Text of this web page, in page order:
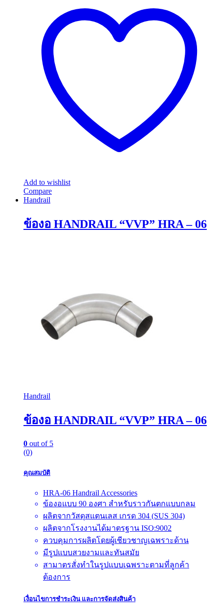
Add to wishlist
Compare
Handrail
ข้องอ HANDRAIL “VVP” HRA – 06
Handrail
ข้องอ HANDRAIL “VVP” HRA – 06
0 out of 5
(0)
คุณสมบัติ
HRA-06 Handrail Accessories
ข้องอแบบ 90 องศา สำหรับราวกันตกแบบกลม
ผลิตจากวัสดุสแตนเลส เกรด 304 (SUS 304)
ผลิตจากโรงงานได้มาตรฐาน ISO:9002
ควบคุมการผลิตโดยผู้เชียวชาญเฉพราะด้าน
มีรูปแบบสวยงามและทันสมัย
สามาตรสั่งทำในรูปแบบเฉพราะตามที่ลูกค้า
ต้องการ
เงื่อนไขการชำระเงิน และการจัดส่งสินค้า